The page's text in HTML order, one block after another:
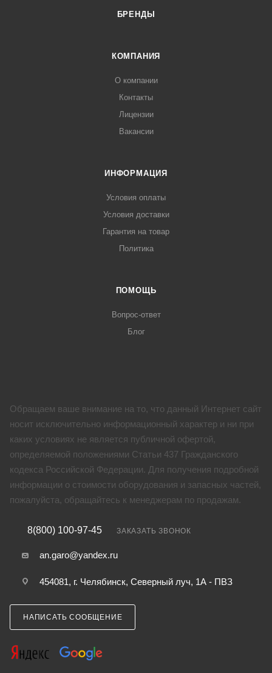
БРЕНДЫ
КОМПАНИЯ
О компании
Контакты
Лицензии
Вакансии
ИНФОРМАЦИЯ
Условия оплаты
Условия доставки
Гарантия на товар
Политика
ПОМОЩЬ
Вопрос-ответ
Блог
Обращаем ваше внимание на то, что данный Интернет сайт
носит исключительно информационный характер и ни при
каких условиях не является публичной офертой,
определяемой положениями Статьи 437 Гражданского
кодекса Российской Федерации. Для получения подробной
информации о стоимости оборудования и запасных частей,
пожалуйста, обращайтесь к менеджерам по продажам.
8(800) 100-97-45 ЗАКАЗАТЬ ЗВОНОК
an.garo@yandex.ru
454081, г. Челябинск, Северный луч, 1А - ПВЗ
НАПИСАТЬ СООБЩЕНИЕ